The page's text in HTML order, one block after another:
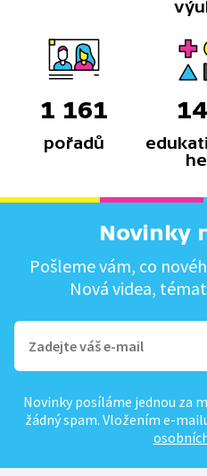
1 161
pořadů
Novinky
Pošleme vám, co
Nová videa,
Novinky posíláme jednou za
žádný spam. Vložením e-